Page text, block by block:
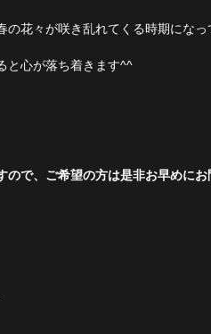
花々が咲き乱れてくる時期になっ
と心が落ち着きます^^
で、ご希望の方は是非お早めに